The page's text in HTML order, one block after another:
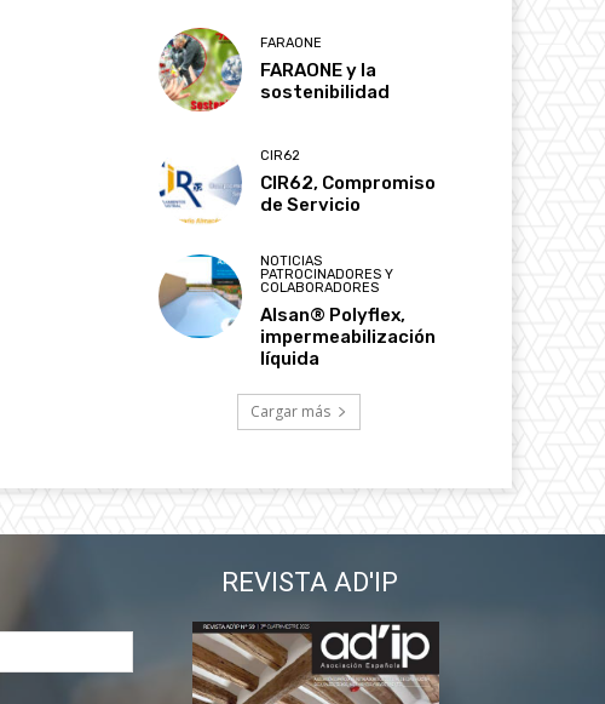
FARAONE
FARAONE y la
sostenibilidad
CIR62
CIR62, Compromiso
de Servicio
NOTICIAS
PATROCINADORES Y
COLABORADORES
Alsan® Polyflex,
impermeabilización
líquida
Cargar más
REVISTA AD'IP